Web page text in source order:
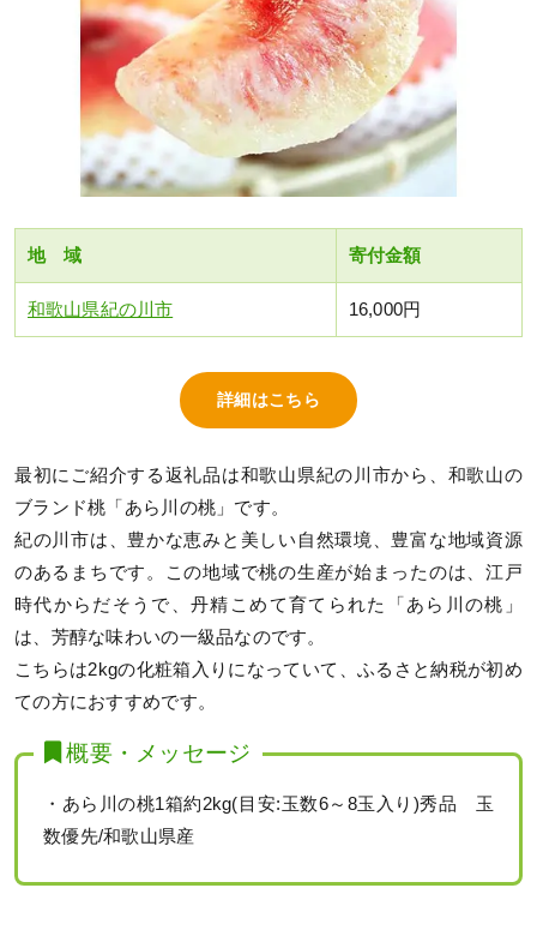
地 域 寄付金額
和歌山県紀の川市 16,000円
詳細はこちら
最初にご紹介する返礼品は和歌山県紀の川市から、和歌山の
ブランド桃「あら川の桃」です。
紀の川市は、豊かな恵みと美しい自然環境、豊富な地域資源
のあるまちです。この地域で桃の生産が始まったのは、江戸
時代からだそうで、丹精こめて育てられた「あら川の桃」
は、芳醇な味わいの一級品なのです。
こちらは2kgの化粧箱入りになっていて、ふるさと納税が初め
ての方におすすめです。
概要・メッセージ
・あら川の桃1箱約2kg(目安:玉数6～8玉入り)秀品 玉
数優先/和歌山県産